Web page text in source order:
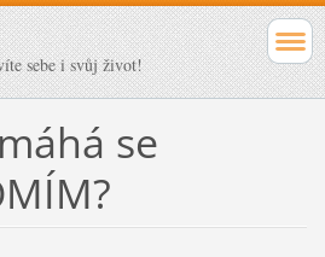
sebe i svůj život!
se